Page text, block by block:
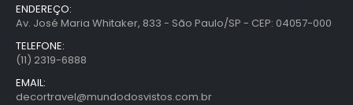
ENDEREÇO:
Av. José Maria Whitaker, 833 - São Paulo/SP - CEP: 04057-000
TELEFONE:
(11) 2319-6888
EMAIL:
decortravel@mundodosvistos.com.br